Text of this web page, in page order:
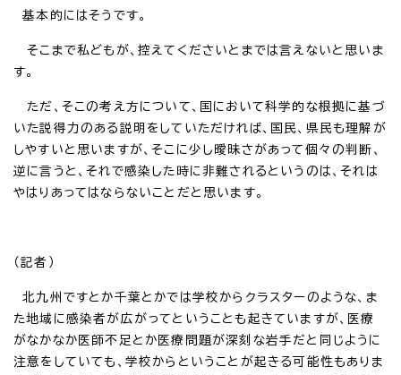
基本的にはそうです。
そこまで私どもが、控えてくださいとまでは言えないと思いま
す。
ただ、そこの考え方について、国において科学的な根拠に基づ
いた説得力のある説明をしていただければ、国民、県民も理解が
しやすいと思いますが、そこに少し曖昧さがあって個々の判断、
逆に言うと、それで感染した時に非難されるというのは、それは
やはりあってはならないことだと思います。
（記者）
北九州ですとか千葉とかでは学校からクラスターのような、ま
た地域に感染者が広がってということも起きていますが、医療
がなかなか医師不足とか医療問題が深刻な岩手だと同じように
注意をしていても、学校からということが起きる可能性もありま